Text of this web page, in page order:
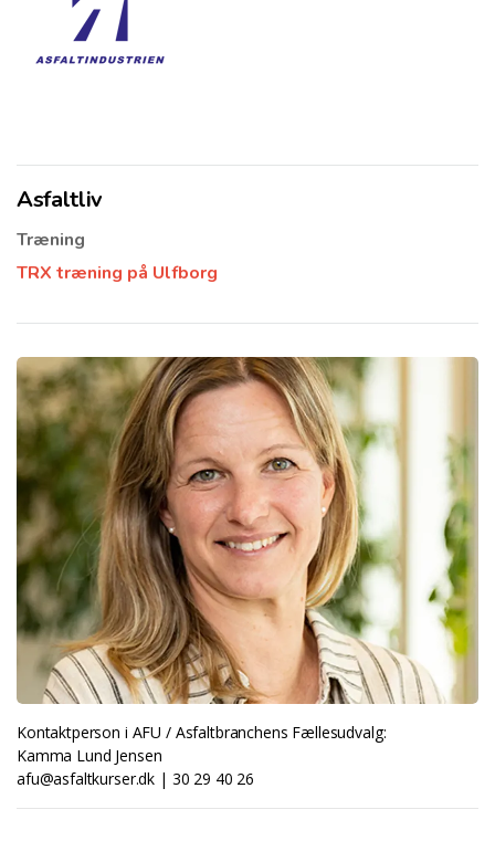
Asfaltliv
Træning
TRX træning på Ulfborg
Kontaktperson i AFU / Asfaltbranchens Fællesudvalg:
Kamma Lund Jensen
afu@asfaltkurser.dk | 30 29 40 26